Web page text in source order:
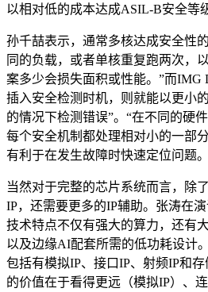
以相对低的成本达成ASIL-B安全等
孙千喆表示，通常多核达成安全性
同的负载，或者单核重复跑两次，
案多少会损失面积或性能。”而IMG
插入安全检测时机，则就能以更小
的情况下检测错误”。“在不同的硬
每个安全机制都处理相对小的一部
有利于在发生故障时快速定位问题
当然对于完整的芯片系统而言，除
IP，还需要更多的IP辅助。张涛在
技术特点不仅有强大的算力，还有
以及边缘AI配套所需的低功耗设计
包括有模拟IP、接口IP、射频IP和
的价值在于看得更远（模拟IP）、